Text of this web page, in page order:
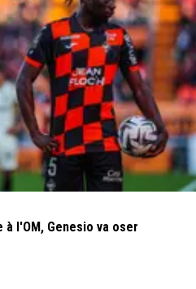
l'OM, Genesio va oser